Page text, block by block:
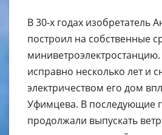
В 30-х годах изобретатель
построил на собственные
исправно несколько лет и
электричеством его дом
Уфимцева. В последующие
продолжали выпускать